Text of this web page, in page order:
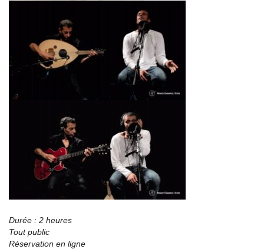
Durée : 2 heures
Tout public
Réservation en ligne